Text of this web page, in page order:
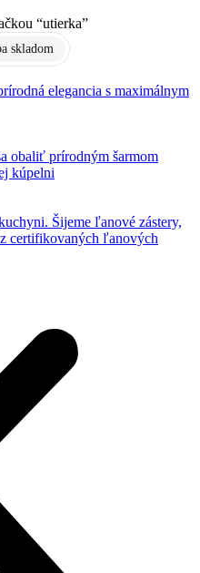
“utierka”
skladom
elegancia s maximálnym
obaliť prírodným šarmom
kúpelni
Šijeme ľanové zástery,
certifikovaných ľanových